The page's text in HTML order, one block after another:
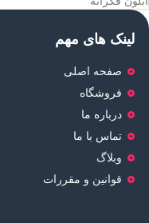
لینک های مهم
صفحه اصلی
فروشگاه
درباره ما
تماس با ما
وبلاگ
قوانین و مقررات